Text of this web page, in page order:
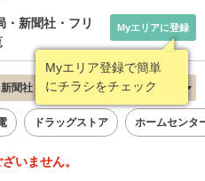
・新聞社・フリ
Myエリア登録で簡単
にチラシをチェック
Myエリアに登録
・フリーペーパー・その他 新着順
ドラッグストア ホームセンタ
いません。